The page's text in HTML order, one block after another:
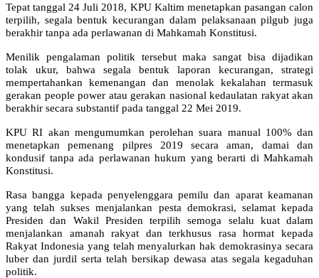
Tepat tanggal 24 Juli 2018, KPU Kaltim menetapkan pasangan calon
terpilih, segala bentuk kecurangan dalam pelaksanaan pilgub juga
berakhir tanpa ada perlawanan di Mahkamah Konstitusi.
Menilik pengalaman politik tersebut maka sangat bisa dijadikan
tolak ukur, bahwa segala bentuk laporan kecurangan, strategi
mempertahankan kemenangan dan menolak kekalahan termasuk
gerakan people power atau gerakan nasional kedaulatan rakyat akan
berakhir secara substantif pada tanggal 22 Mei 2019.
KPU RI akan mengumumkan perolehan suara manual 100% dan
menetapkan pemenang pilpres 2019 secara aman, damai dan
kondusif tanpa ada perlawanan hukum yang berarti di Mahkamah
Konstitusi.
Rasa bangga kepada penyelenggara pemilu dan aparat keamanan
yang telah sukses menjalankan pesta demokrasi, selamat kepada
Presiden dan Wakil Presiden terpilih semoga selalu kuat dalam
menjalankan amanah rakyat dan terkhusus rasa hormat kepada
Rakyat Indonesia yang telah menyalurkan hak demokrasinya secara
luber dan jurdil serta telah bersikap dewasa atas segala kegaduhan
politik.